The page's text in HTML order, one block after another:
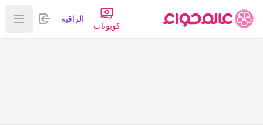
كوبونات
الراقية تسجيل
عرض